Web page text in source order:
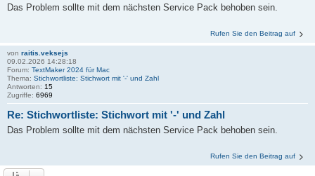
Das Problem sollte mit dem nächsten Service Pack behoben sein.
Rufen Sie den Beitrag auf
von raitis.veksejs
09.02.2026 14:28:18
Forum: TextMaker 2024 für Mac
Thema: Stichwortliste: Stichwort mit '-' und Zahl
Antworten: 15
Zugriffe: 6969
Re: Stichwortliste: Stichwort mit '-' und Zahl
Das Problem sollte mit dem nächsten Service Pack behoben sein.
Rufen Sie den Beitrag auf